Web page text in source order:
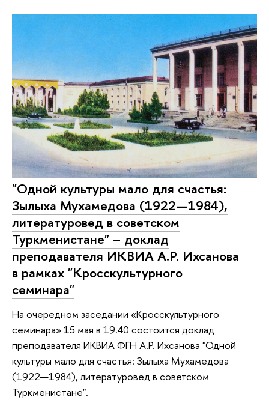
"Одной культуры мало для счастья:
Зылыха Мухамедова (1922—1984),
литературовед в советском
Туркменистане" – доклад
преподавателя ИКВИА А.Р. Ихсанова
в рамках "Кросскультурного
семинара"
На очередном заседании «Кросскультурного
семинара» 15 мая в 19.40 состоится доклад
преподавателя ИКВИА ФГН А.Р. Ихсанова "Одной
культуры мало для счастья: Зылыха Мухамедова
(1922—1984), литературовед в советском
Туркменистане".